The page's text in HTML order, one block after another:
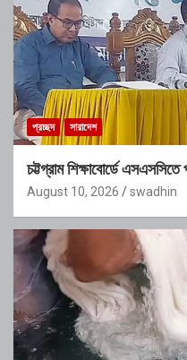
প্রচ্ছদ সারাদেশ
চট্টগ্রাম শিক্ষাবোর্ডে
August 10, 2026 swadhin